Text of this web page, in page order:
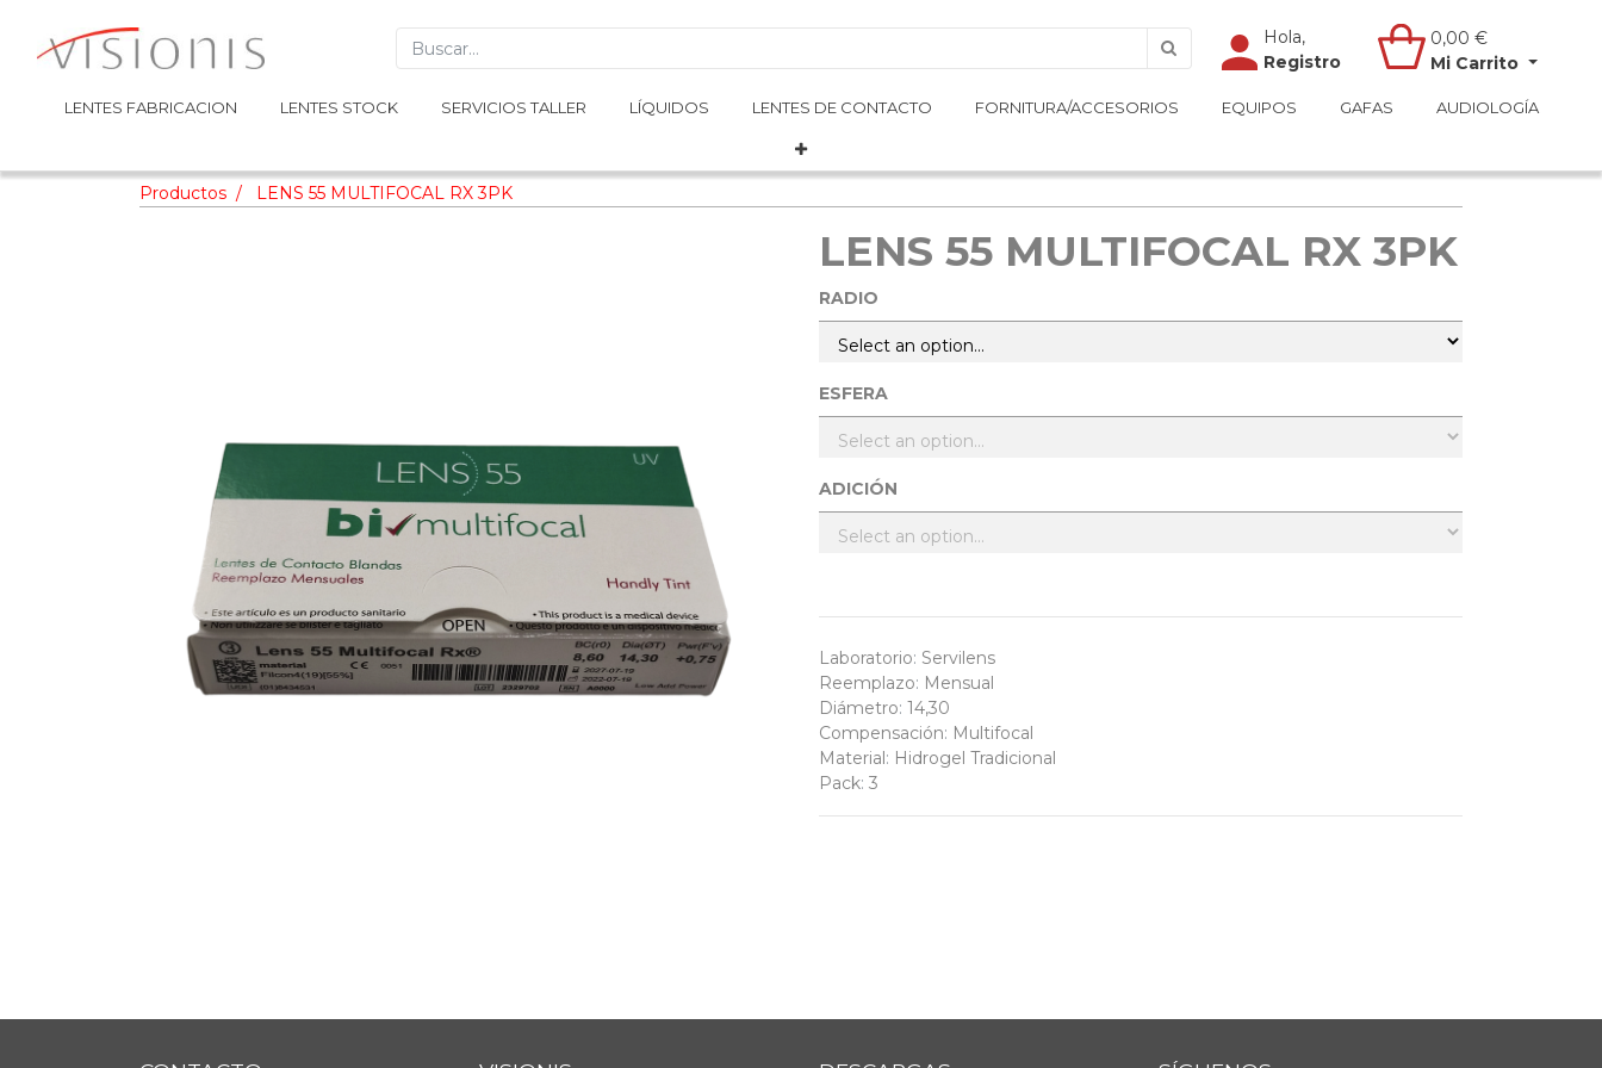
Hola,
Registro
0,00 €
Mi Carrito
LENTES FABRICACION LENTES STOCK SERVICIOS TALLER LÍQUIDOS LENTES DE CONTACTO FORNITURA/ACCESORIOS EQUIPOS GAFAS AUDIOLOGÍA
Hola,
Registro
0,00 €
Mi Carrito
LENTES FABRICACION LENTES STOCK SERVICIOS TALLER LÍQUIDOS LENTES DE CONTACTO FORNITURA/ACCESORIOS EQUIPOS GAFAS AUDIOLOGÍA
Productos LENS 55 MULTIFOCAL RX 3PK
LENS 55 MULTIFOCAL RX 3PK
RADIO
ESFERA
ADICIÓN
Laboratorio: Servilens
Reemplazo: Mensual
Diámetro: 14,30
Compensación: Multifocal
Material: Hidrogel Tradicional
Pack: 3